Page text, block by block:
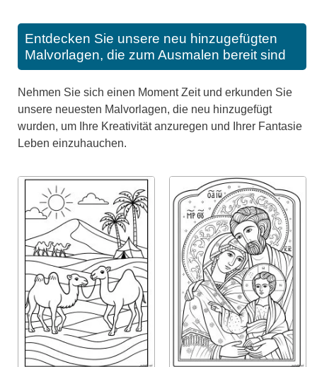
Entdecken Sie unsere neu hinzugefügten
Malvorlagen, die zum Ausmalen bereit sind
Nehmen Sie sich einen Moment Zeit und erkunden Sie
unsere neuesten Malvorlagen, die neu hinzugefügt
wurden, um Ihre Kreativität anzuregen und Ihrer Fantasie
Leben einzuhauchen.